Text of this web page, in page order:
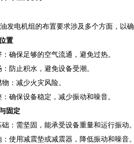
电机组的布置要求涉及多个方面，以
置
确保足够的空气流通，避免过热。
防止积水，避免设备受潮。
：减少火灾风险。
确保设备稳定，减少振动和噪音。
固定
础：需坚固，能承受设备重量和运行振动
：使用减震垫或减震器，降低振动和噪音